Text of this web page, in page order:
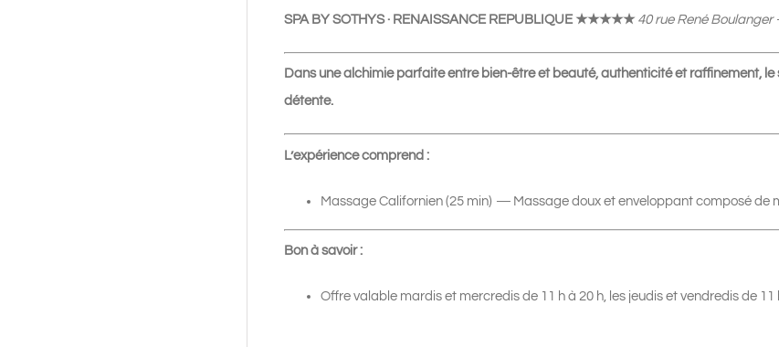
55€
SPA BY SOTHYS · RENAISSANCE REPUBLIQUE ★★★★★ 40 rue René Boulanger
Dans une alchimie parfaite entre bien-être et beauté, authenticité et raffinement,
détente.
L’expérience comprend :
Massage Californien (25 min) —Massage doux et enveloppant composé de
Bon à savoir :
Offre valable mardis et mercredis de 11 h à 20 h, les jeudis et vendredis de